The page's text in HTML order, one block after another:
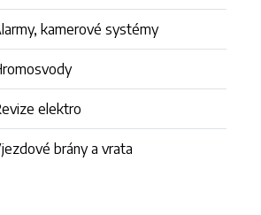
kamerové systémy
elektro
brány a vrata